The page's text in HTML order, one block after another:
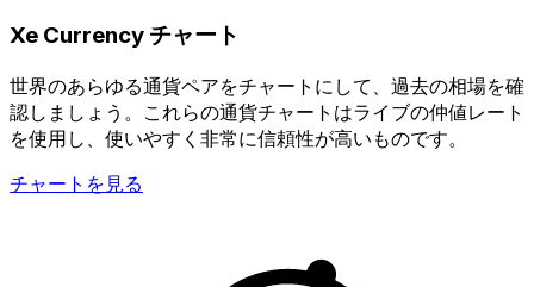
Xe Currency チャート
世界のあらゆる通貨ペアをチャートにして、過去の相場を確
認しましょう。これらの通貨チャートはライブの仲値レート
を使用し、使いやすく非常に信頼性が高いものです。
チャートを見る